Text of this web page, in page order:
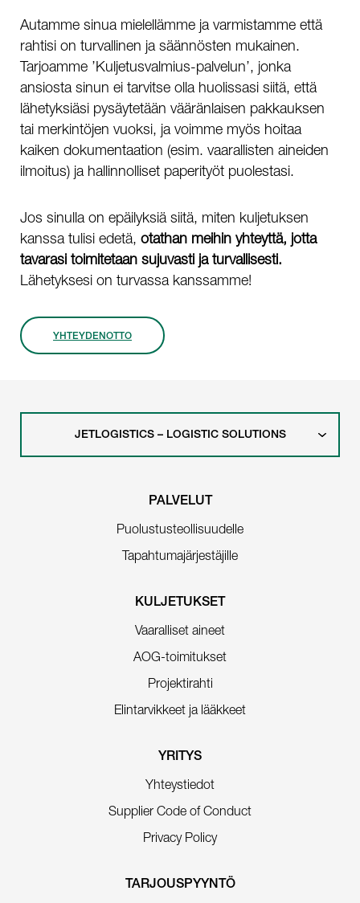
Autamme sinua mielellämme ja varmistamme että
rahtisi on turvallinen ja säännösten mukainen.
Tarjoamme ’Kuljetusvalmius-palvelun’, jonka
ansiosta sinun ei tarvitse olla huolissasi siitä, että
lähetyksiäsi pysäytetään vääränlaisen pakkauksen
tai merkintöjen vuoksi, ja voimme myös hoitaa
kaiken dokumentaation (esim. vaarallisten aineiden
ilmoitus) ja hallinnolliset paperityöt puolestasi.
Jos sinulla on epäilyksiä siitä, miten kuljetuksen
kanssa tulisi edetä, otathan meihin yhteyttä, jotta
tavarasi toimitetaan sujuvasti ja turvallisesti.
Lähetyksesi on turvassa kanssamme!
YHTEYDENOTTO
JETLOGISTICS – LOGISTIC SOLUTIONS
PALVELUT
Puolustusteollisuudelle
Tapahtumajärjestäjille
KULJETUKSET
Vaaralliset aineet
AOG-toimitukset
Projektirahti
Elintarvikkeet ja lääkkeet
YRITYS
Yhteystiedot
Supplier Code of Conduct
Privacy Policy
TARJOUSPYYNTÖ